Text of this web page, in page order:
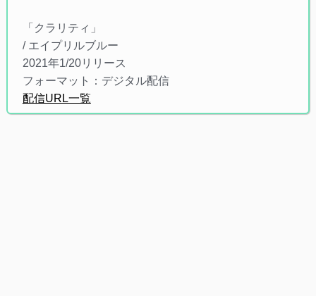
「クラリティ」
/ エイプリルブルー
2021年1/20リリース
フォーマット：デジタル配信
配信URL一覧